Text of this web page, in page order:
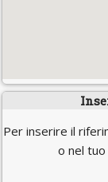
Per inserire il
o nel